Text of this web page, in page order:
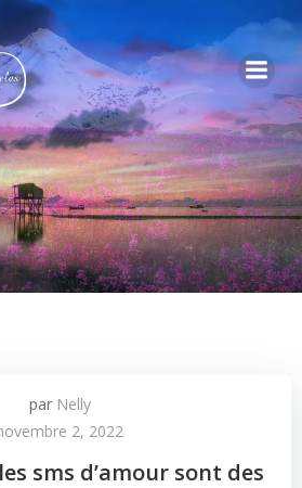
par Nelly
2, 2022
sms d’amour sont des